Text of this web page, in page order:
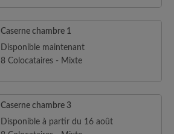
Caserne chambre 1
Disponible maintenant
8 Colocataires - Mixte
Caserne chambre 3
Disponible à partir du 16 août